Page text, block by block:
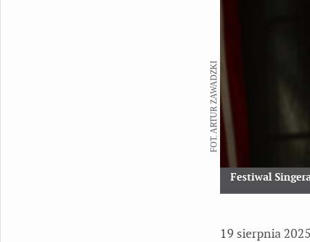
Festiwal
FOT. ARTUR ZAWADZKI
19 sierpnia